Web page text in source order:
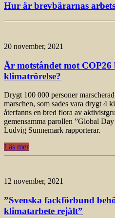
Hur är brevbärarnas
20 november, 2021
Är motståndet mot
klimatrörelse?
Drygt 100 000 personer
marschen, som sades vara drygt 4
återfanns en bred flora av
gemensamma parollen ”Global
Ludvig Sunnemark rapporterar.
Läs mer
12 november, 2021
”Svenska fackförbund
klimatarbete rejält”